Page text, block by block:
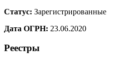
Статус: Зарегистрированные
Дата ОГРН: 23.06.2020
Реестры